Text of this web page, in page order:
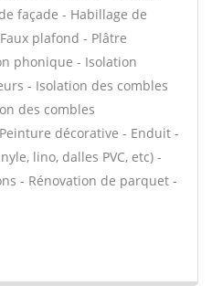
façade - Habillage de
plafond - Plâtre
phonique - Isolation
- Isolation des combles
des combles
décorative - Enduit -
lino, dalles PVC, etc) -
- Rénovation de parquet -